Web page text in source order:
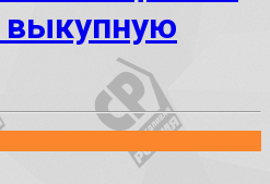
выкупную